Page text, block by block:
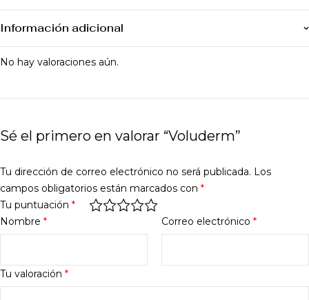
Información adicional
No hay valoraciones aún.
Sé el primero en valorar “Voluderm”
Tu dirección de correo electrónico no será publicada. Los
campos obligatorios están marcados con *
Tu puntuación *
Tu valoración *
Nombre * Correo electrónico *